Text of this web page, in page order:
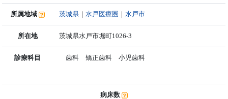
所属地域 茨城県 ｜ 水戸医療圏 ｜ 水戸市
所在地 茨城県水戸市堀町1026-3
診療科目 歯科 矯正歯科 小児歯科
病床数